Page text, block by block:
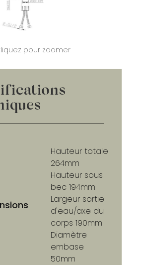
pour zoomer
Hauteur totale
264mm
Hauteur sous
bec 194mm
Largeur sortie
d'eau/axe du
corps 190mm
Diamètre
embase
50mm